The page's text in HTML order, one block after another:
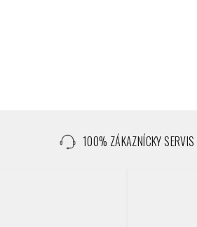
100% ZÁKAZNÍCKY SERVIS